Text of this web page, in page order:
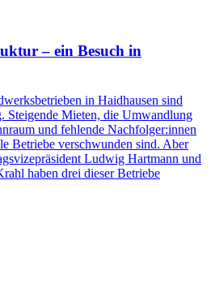
– ein Besuch in
in Haidhausen sind
Steigende Mieten, die Umwandlung
und fehlende Nachfolger:innen
Betriebe verschwunden sind. Aber
Ludwig Hartmann und
haben drei dieser Betriebe